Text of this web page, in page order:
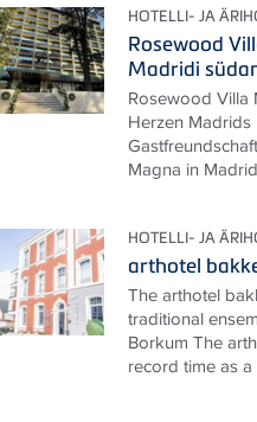
HOTELLI- JA
Rosewood
Madridi
Rosewood Villa
Herzen Madrids
Magna in
HOTELLI- JA
arthotel
The arthotel
traditional
Borkum The
record time as a